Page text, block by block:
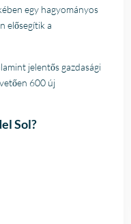
egy hagyományos
elősegítik a
jelentős gazdasági
600 új
Sol?